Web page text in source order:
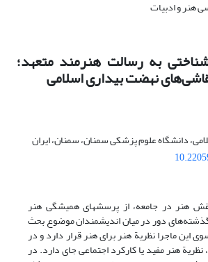
به رسالت هنرمند متعهد؛
نهضت بیداری اسلامی
دانشگاه علوم پزشکی سمنان، سمنان، ایران
هنر در جامعه، از پرسش­های همیشگی هنر
گذشته‌های دور در میان اندیشمندان موضوع بحث
این ماجرا نظریة هنر برای هنر قرار دارد و در
هنر مفید یا کارکرد اجتماعی جای دارد. در